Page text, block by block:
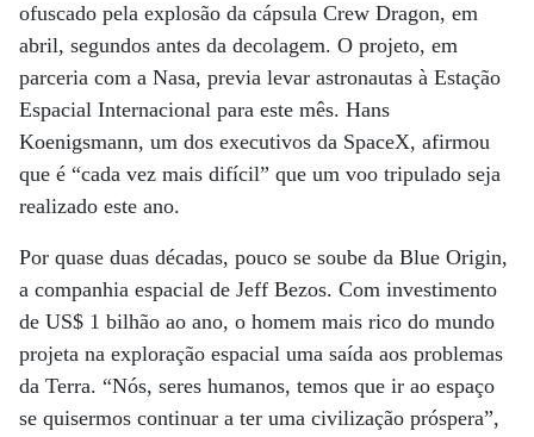
ofuscado pela explosão da cápsula Crew Dragon, em
abril, segundos antes da decolagem. O projeto, em
parceria com a Nasa, previa levar astronautas à Estação
Espacial Internacional para este mês. Hans
Koenigsmann, um dos executivos da SpaceX, afirmou
que é “cada vez mais difícil” que um voo tripulado seja
realizado este ano.
Por quase duas décadas, pouco se soube da Blue Origin,
a companhia espacial de Jeff Bezos. Com investimento
de US$ 1 bilhão ao ano, o homem mais rico do mundo
projeta na exploração espacial uma saída aos problemas
da Terra. “Nós, seres humanos, temos que ir ao espaço
se quisermos continuar a ter uma civilização próspera”,